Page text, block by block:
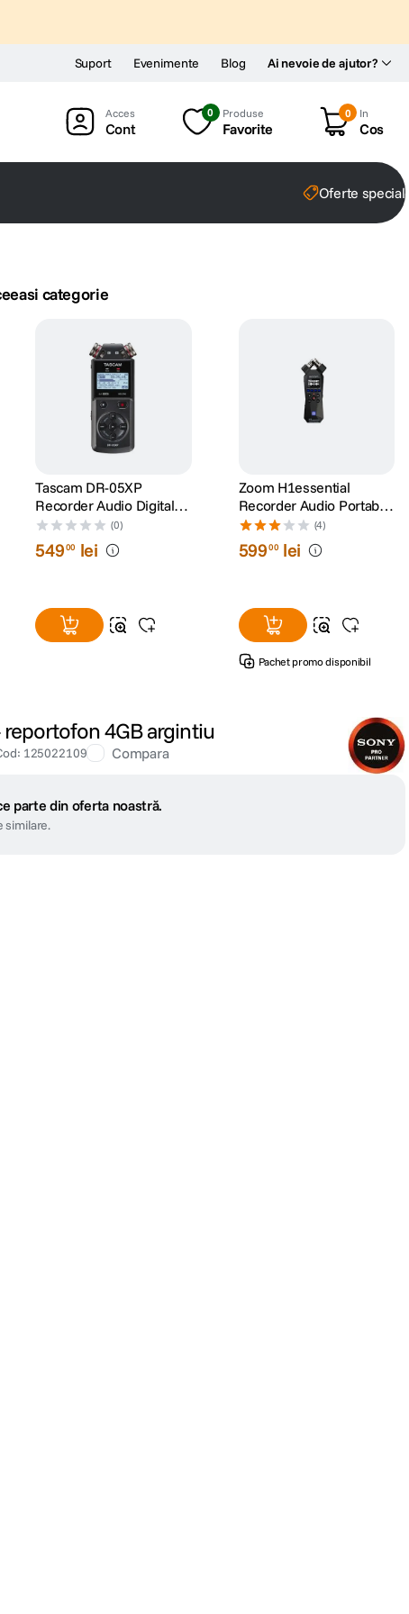
Ai nevoie de ajutor?
Suport Evenimente Blog
Cont
0 Produse
Favorite
0 In
Cos
Oferte
categorie
Tascam DR-05XP
Recorder Audio Digital
Portabil
(0)
54900 lei
Zoom H1essential
Recorder Audio Portabil
2 Canale 32-Bit Float
(4)
59900 lei
Pachet promo disponibil
reportofon 4GB argintiu
: 125022109 Compara
parte din oferta noastră.
similare.